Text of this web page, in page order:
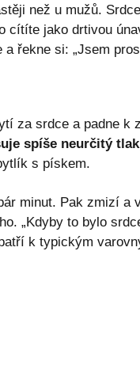
než u mužů.
jako drtivou
řekne si: „Jsem
za srdce a padne k
spíše neurčitý
s pískem.
minut. Pak zmizí a
„Kdyby to bylo
k typickým